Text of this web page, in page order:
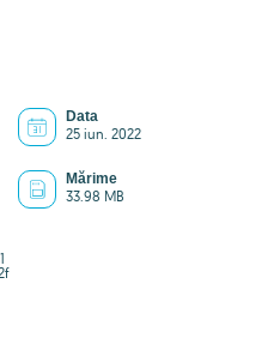
Data
25 iun. 2022
Mărime
33.98 MB